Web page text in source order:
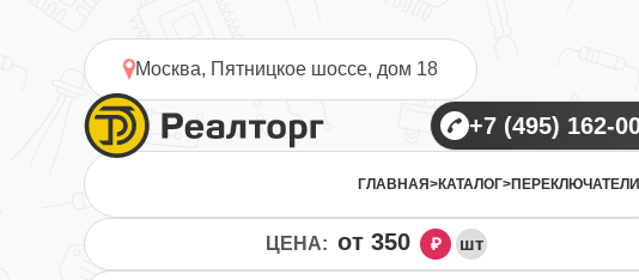
Москва, Пятницкое шоссе, дом 18
ГЛАВНАЯ>КАТАЛОГ>ПЕРЕКЛЮЧАТЕЛИ
ЦЕНА: от 350 ₽ шт